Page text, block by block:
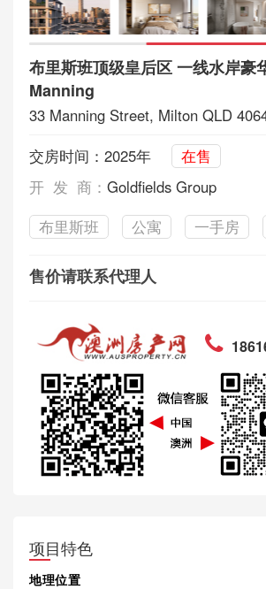
布里斯班顶级皇后区 一线水岸豪
Manning
33 Manning Street, Milton QLD
交房时间：2025年
在售
开 发 商： Goldfields Group
布里斯班
公寓 一手房
售价请联系代理人
项目特色
地理位置